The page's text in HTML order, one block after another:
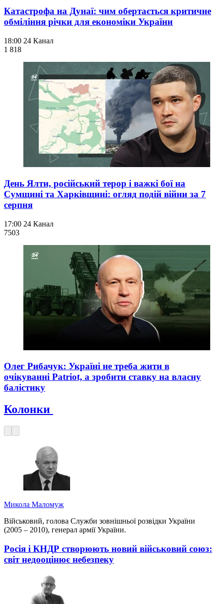
Катастрофа на Дунаї: чим обертається критичне
обміління річки для економіки України
18:00 24 Канал
1 818
День Ялти, російський терор і важкі бої на
Сумщині та Харківщині: огляд подій війни за 7
серпня
17:00 24 Канал
7503
Олег Рибачук: Україні не треба жити в
очікуванні Patriot, а зробити ставку на власну
балістику
Колонки
Микола Маломуж
Військовий, голова Служби зовнішньої розвідки України
(2005 – 2010), генерал армії України.
Росія і КНДР створюють новий військовий союз:
світ недооцінює небезпеку